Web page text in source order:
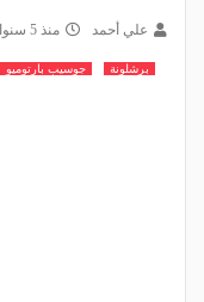
علي أحمد منذ 5 سنوات
برشلونة جوسيب بارتوميو